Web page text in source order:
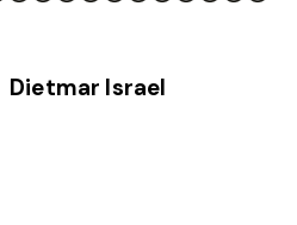
Dietmar Israel